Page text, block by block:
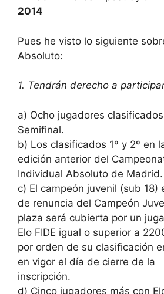
2014
Pues he visto lo siguiente
Absoluto:
1. Tendrán derecho a
a) Ocho jugadores
Semifinal.
b) Los clasificados 1º y 2º en
edición anterior del
Individual Absoluto de Madrid.
c) El campeón juvenil (sub 18)
de renuncia del Campeón
plaza será cubierta por un
Elo FIDE igual o superior a
por orden de su clasificación
en vigor el día de cierre de la
inscripción.
d) Cinco jugadores más con